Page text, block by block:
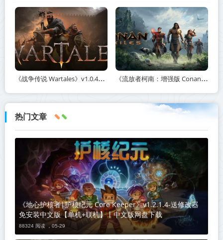
《战争传说 Wartales》v1.0.46890-全DLC+送修改器免安装中文版【单机+联机】丨中文版网盘下载 《流放者柯南：增强版 Conan Exiles Enhanced》v363009-全DLC+免安装中文版【单机+联机】丨中文版网盘下载
热门文章
《地心护核者|护核纪元 Core Keeper》v1.2.1.4-送修改器
免安装中文版【单机+联机】丨中文版网盘下载
88324 阅读 ，05-29